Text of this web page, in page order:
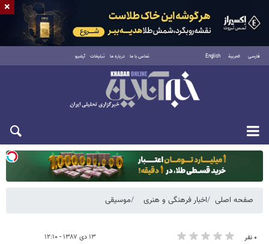
فارسی العربية English تماس با ما درباره ما تبلیغات آرشیو
یکشنبه ۱۸ مرداد ۱۴۰۵
صفحه اصلی اخبار فرهنگی و هنری موسیقی
۰ نفر ۱۳ دی ۱۳۸۷ - ۱۲:۱۰
×